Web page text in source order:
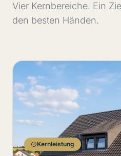
Vier Kernbereiche. Ein
den besten Händen.
Kernleistung